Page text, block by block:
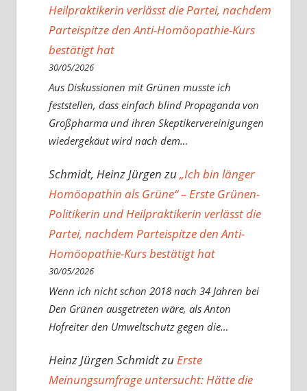
Heilpraktikerin verlässt die Partei, nachdem
Parteispitze den Anti-Homöopathie-Kurs
bestätigt hat
30/05/2026
Aus Diskussionen mit Grünen musste ich
feststellen, dass einfach blind Propaganda von
Großpharma und ihren Skeptikervereinigungen
wiedergekäut wird nach dem…
Schmidt, Heinz Jürgenzu„Ich bin länger
Homöopathin als Grüne“ – Erste Grünen-
Politikerin und Heilpraktikerin verlässt die
Partei, nachdem Parteispitze den Anti-
Homöopathie-Kurs bestätigt hat
30/05/2026
Wenn ich nicht schon 2018 nach 34 Jahren bei
Den Grünen ausgetreten wäre, als Anton
Hofreiter den Umweltschutz gegen die…
Heinz Jürgen SchmidtzuErste
Meinungsumfrage untersucht: Hätte die